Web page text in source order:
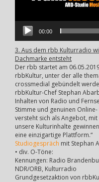
00:00
3. Aus dem rbb Kulturradio
Dachmarke entsteht
Der rbb startet am
rbbKultur, unter der alle
crossmedial gebündelt
rbbKultur-Chef Stephan
Inhalten von Radio und
Stimme und genuinen
versteht sich als Angebot,
unsere Kulturinhalte
eine einzigartige Plattform.“
Studiogespräch mit Stephan
• div. O-Töne:
Kennungen: Radio
NDR/ORB, Kulturradio
Grundgesetzaktion von